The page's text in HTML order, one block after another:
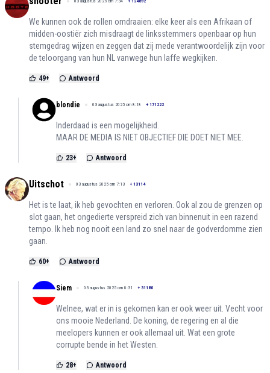
03 augustus 2025 om 7:34 + 124892
We kunnen ook de rollen omdraaien: elke keer als een Afrikaan of
midden-oostiër zich misdraagt de linksstemmers openbaar op hun
stemgedrag wijzen en zeggen dat zij mede verantwoordelijk zijn voor
de teloorgang van hun NL vanwege hun laffe wegkijken.
49+ Antwoord
blondie 03 augustus 2025 om 8:18 + 171222
Inderdaad is een mogelijkheid.
MAAR DE MEDIA IS NIET OBJECTIEF DIE DOET NIET MEE.
23+ Antwoord
Uitschot 03 augustus 2025 om 7:13 + 13114
Het is te laat, ik heb gevochten en verloren. Ook al zou de grenzen op
slot gaan, het ongedierte verspreid zich van binnenuit in een razend
tempo. Ik heb nog nooit een land zo snel naar de godverdomme zien
gaan.
60+ Antwoord
Siem 03 augustus 2025 om 8:31 + 31180
Welnee, wat er in is gekomen kan er ook weer uit. Vecht voor
ons mooie Nederland. De koning, de regering en al die
meelopers kunnen er ook allemaal uit. Wat een grote
corrupte bende in het Westen.
28+ Antwoord